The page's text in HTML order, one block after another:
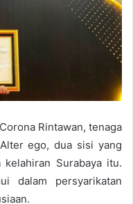
Rintawan, tenaga
ego, dua sisi yang
Surabaya itu.
dalam persyarikatan